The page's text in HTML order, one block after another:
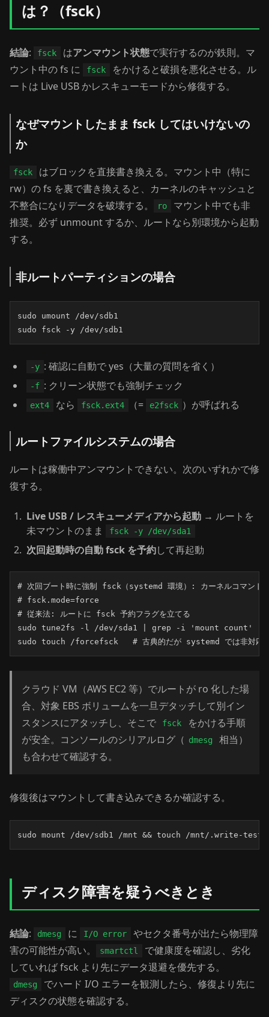
は？（fsck）
結論: fsck はアンマウント状態で実行するのが鉄則。マ
ウント中の fs に
fsck
をかけると破損を悪化させる。ル
ートは Live USB かレスキューモードから修復する。
なぜマウントしたまま fsck してはいけないの
か
fsck
はブロックを直接書き換える。マウント中（特に
rw）の fs を裏で書き換えると、カーネルのキャッシュと
不整合になりデータを破壊する。
ro
マウント中でも非
推奨。必ず unmount するか、ルートなら別環境から起動
する。
非ルートパーティションの場合
sudo umount /dev/sdb1
sudo fsck -y /dev/sdb1
-y : 確認に自動で yes（大量の質問を省く）
-f : クリーン状態でも強制チェック
ext4 なら fsck.ext4 （= e2fsck ）が呼ばれる
ルートファイルシステムの場合
ルートは稼働中アンマウントできない。次のいずれかで修
復する。
Live USB / レスキューメディアから起動 → ルートを
未マウントのまま
fsck -y /dev/sda1
次回起動時の自動 fsck を予約して再起動
# 次回ブート時に強制 fsck（systemd 環境）: カーネルコマンドラ
# fsck.mode=force
# 従来法: ルートに fsck 予約フラグを立てる
sudo tune2fs -l /dev/sda1 | grep -i 'mount count'
sudo touch /forcefsck   # 古典的だが systemd では非対応の
クラウド VM（AWS EC2 等）でルートが ro 化した場
合、対象 EBS ボリュームを一旦デタッチして別イン
スタンスにアタッチし、そこで
fsck
をかける手順
が安全。コンソールのシリアルログ（ dmesg
相当）
も合わせて確認する。
修復後はマウントして書き込みできるか確認する。
sudo mount /dev/sdb1 /mnt && touch /mnt/.write-
ディスク障害を疑うべきとき
結論: dmesg に I/O error
やセクタ番号が出たら物理障
害の可能性が高い。
smartctl
で健康度を確認し、劣化
していれば fsck より先にデータ退避を優先する。
dmesg
でハード I/O エラーを観測したら、修復より先に
ディスクの状態を確認する。